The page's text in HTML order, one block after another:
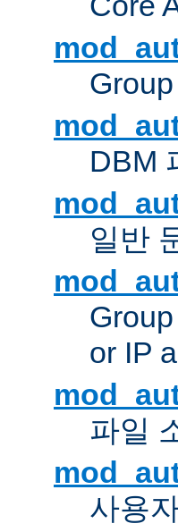
DBM
일반
or IP
파일
사용